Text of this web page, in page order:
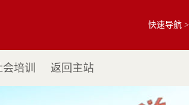
快速导航 >
会培训 返回主站